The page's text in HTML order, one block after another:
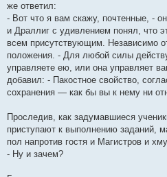
же ответил:
- Вот что я вам скажу, почтенные, -
и Драллиг с удивлением понял, что
всем присутствующим. Независимо
положения. - Для любой силы
управляете ею, или она управляет
добавил: - Пакостное свойство,
сохранения — как бы вы к нему ни
Проследив, как задумавшиеся
приступают к выполнению заданий,
пол напротив гостя и Магистров и
- Ну и зачем?